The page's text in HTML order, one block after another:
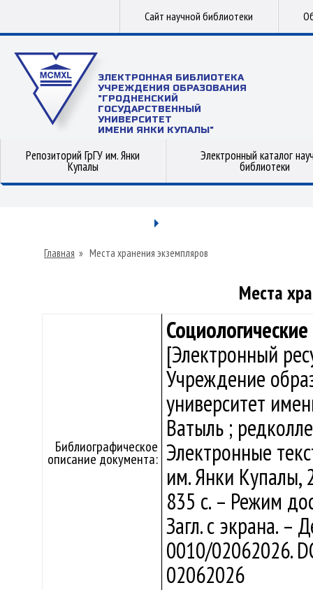
Сайт научной библиотеки
ЭЛЕКТРОННАЯ БИБЛИОТЕКА
УЧРЕЖДЕНИЯ ОБРАЗОВАНИЯ
"ГРОДНЕНСКИЙ
ГОСУДАРСТВЕННЫЙ
УНИВЕРСИТЕТ
ИМЕНИ ЯНКИ КУПАЛЫ"
Репозиторий ГрГУ им. Янки
Купалы
Электронный каталог
библиотеки
Главная » Места хранения экземпляров
Места
Библиографическое
описание документа:
[Электронный
Учреждение
университет
Ватыль ;
Электронные
им. Янки Купалы,
835 c. – Режим
Загл. с экрана. –
0010/02062026.
02062026